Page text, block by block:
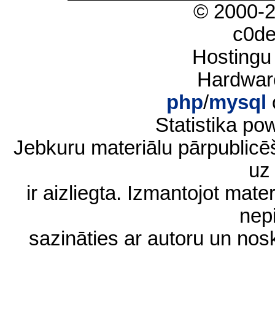
© 2000-
php/mysql
Statistika
Jebkuru materiālu
ir aizliegta. Izmantojot
sazināties ar autoru un